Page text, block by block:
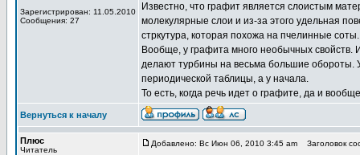
Зарегистрирован: 11.05.2010
Сообщения: 27
Известно, что графит является слоистым
молекулярные слои и из-за этого удельная
стркутура, которая похожа на пчелинные
Вообще, у графита много необычных свойств.
делают турбины на весьма большие обороты.
периодической таблицы, а у начала.
То есть, когда речь идет о графите, да и
Вернуться к началу
Плюс
Читатель
Добавлено: Вс Июн 06, 2010 3:45 am Заголовок